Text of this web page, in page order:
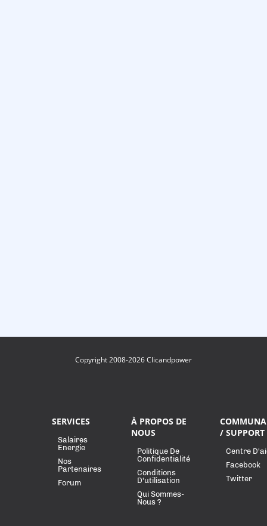
Copyright 2008-2026 Clicandpower
SERVICES
Salaires
Energie
Nos
Partenaires
Forum
À PROPOS DE
NOUS
Politique De
Confidentialité
Conditions
D'utilisation
Qui Sommes-
Nous ?
/ SUPPORT
Centre
Facebook
Twitter